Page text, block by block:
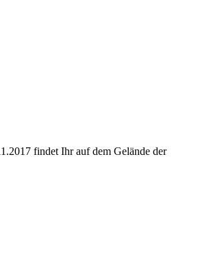
findet Ihr auf dem Gelände der